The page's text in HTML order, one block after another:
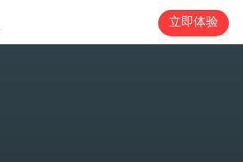
立即体验